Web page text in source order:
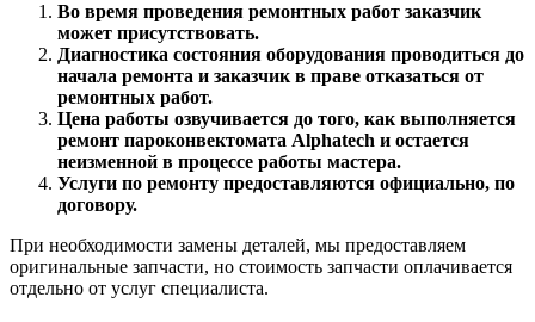
Во время проведения ремонтных работ заказчик
может присутствовать.
Диагностика состояния оборудования проводиться до
начала ремонта и заказчик в праве отказаться от
ремонтных работ.
Цена работы озвучивается до того, как выполняется
ремонт пароконвектомата Alphatech и остается
неизменной в процессе работы мастера.
Услуги по ремонту предоставляются официально, по
договору.
При необходимости замены деталей, мы предоставляем
оригинальные запчасти, но стоимость запчасти оплачивается
отдельно от услуг специалиста.